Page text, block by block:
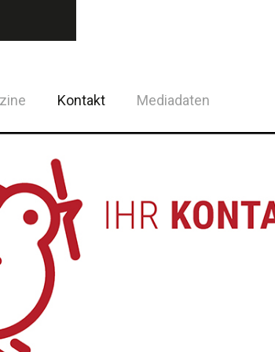
Kontakt Mediadaten